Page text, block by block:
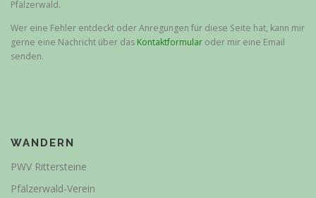
Pfälzerwald.
Wer eine Fehler entdeckt oder Anregungen für diese Seite hat, kann mir
gerne eine Nachricht über das Kontaktformular oder mir eine Email
senden.
WANDERN
PWV Rittersteine
Pfälzerwald-Verein